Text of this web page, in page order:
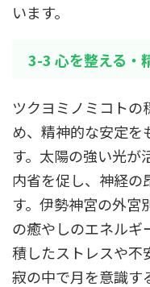
います。
3-3 心を整える・
ツクヨミノミコトの
め、精神的な安定を
す。太陽の強い光が
内省を促し、神経の
す。伊勢神宮の外宮
の癒やしのエネルギ
積したストレスや不
寂の中で月を意識す